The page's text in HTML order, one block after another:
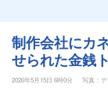
制作会社にカ
せられた金銭
2026年5月15日 6時0分
写真：